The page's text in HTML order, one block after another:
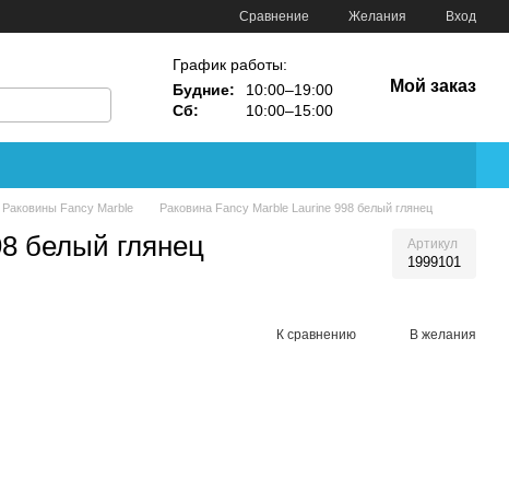
Сравнение Желания Вход
График работы:
Будние:
10:00–19:00
Сб:
10:00–15:00
Мой заказ
Раковины Fancy Marble Раковина Fancy Marble Laurine 998 белый глянец
белый глянец Артикул
1999101
К сравнению В желания